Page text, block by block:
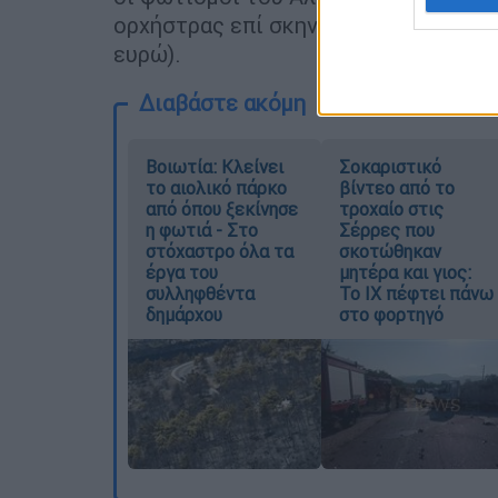
ορχήστρας επί σκηνής, ο Στέφανος
ευρώ).
Διαβάστε ακόμη
Βοιωτία: Κλείνει
το αιολικό πάρκο
από όπου ξεκίνησε
η φωτιά - Στο
στόχαστρο όλα τα
έργα του
συλληφθέντα
δημάρχου
Σοκαριστικό
βίντεο από το
τροχαίο στις
Σέρρες που
σκοτώθηκαν
μητέρα και γιος:
Το ΙΧ πέφτει πάνω
στο φορτηγό